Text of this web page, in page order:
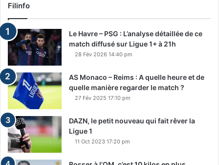
Filinfo
Le Havre – PSG : L’analyse détaillée de ce
match diffusé sur Ligue 1+ à 21h
28 Fév 2026 14:40 pm
AS Monaco – Reims : A quelle heure et de
quelle manière regarder le match ?
27 Fév 2025 17:10 pm
DAZN, le petit nouveau qui fait rêver la
Ligue 1
11 Oct 2023 17:20 pm